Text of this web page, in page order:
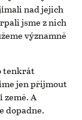
nad jejich
jsme z nich
významně
tenkrát
jen přijmout
země. A
dopadne.